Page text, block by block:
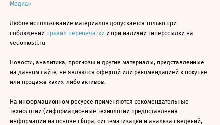
Медиа»
Любое использование материалов допускается только при
соблюдении правил перепечатки и при наличии гиперссылки на
vedomosti.ru
Новости, аналитика, прогнозы и другие материалы, представленные
на данном сайте, не являются офертой или рекомендацией к покупке
или продаже каких-либо активов.
На информационном ресурсе применяются рекомендательные
технологии (информационные технологии предоставления
информации на основе сбора, систематизации и анализа сведений,